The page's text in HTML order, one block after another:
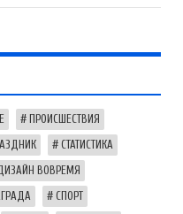
ПРОИСШЕСТВИЯ
СТАТИСТИКА
ВОВРЕМЯ
СПОРТ